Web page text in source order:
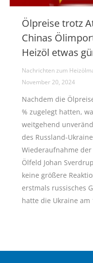
Ölpreise trotz
Chinas
Heizöl etwas
Nachrichten zum
November 20, 2024
Nachdem die
% zugelegt hatten,
weitgehend
des Russland-
Wiederaufnahme
Ölfeld Johan
keine größere
erstmals russisches
hatte die Ukraine am